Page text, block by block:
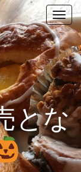
T
o
g
g
l
e
n
a
v
i
g
a
とな